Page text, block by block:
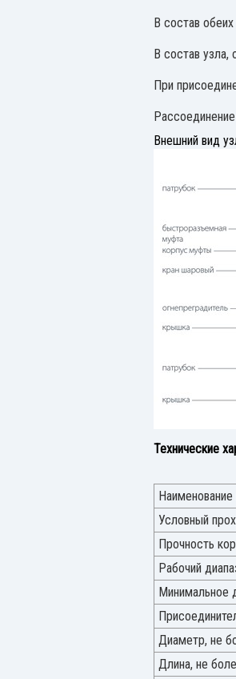
В состав
В состав узла,
При
Внешний вид
Технические
Условный
Прочность
Рабочий
Минимальное
Диаметр, не
Длина, не